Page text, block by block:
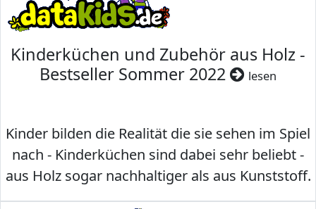
Kinderküchen und Zubehör aus Holz -
Bestseller Sommer 2022
lesen
Kinder bilden die Realität die sie sehen im Spiel
nach - Kinderküchen sind dabei sehr beliebt -
aus Holz sogar nachhaltiger als aus Kunststoff.